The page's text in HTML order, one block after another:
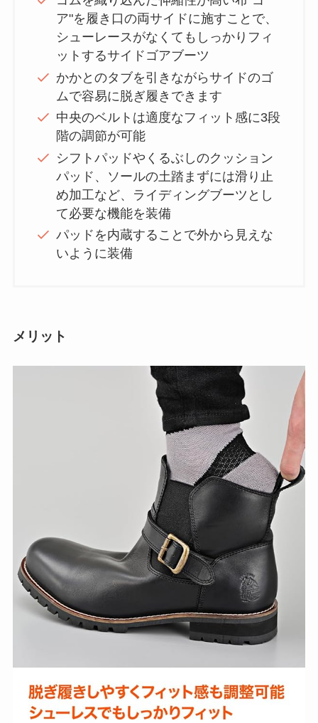
ア"を履き口の両サイドに施すことで、
シューレースがなくてもしっかりフィ
ットするサイドゴアブーツ
かかとのタブを引きながらサイドのゴ
ムで容易に脱ぎ履きできます
中央のベルトは適度なフィット感に3段
階の調節が可能
シフトパッドやくるぶしのクッション
パッド、ソールの土踏まずには滑り止
め加工など、ライディングブーツとし
て必要な機能を装備
パッドを内蔵することで外から見えな
いように装備
メリット